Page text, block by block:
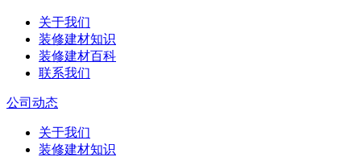
关于我们
装修建材知识
装修建材百科
联系我们
公司动态
关于我们
装修建材知识